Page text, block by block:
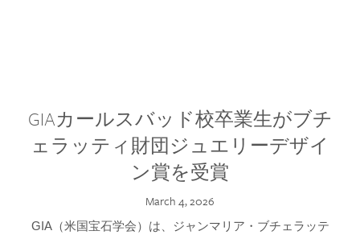
GIAカールスバッド校卒業生がブチ
ェラッティ財団ジュエリーデザイ
ン賞を受賞
March 4, 2026
GIA（米国宝石学会）は、ジャンマリア・ブチェラッテ